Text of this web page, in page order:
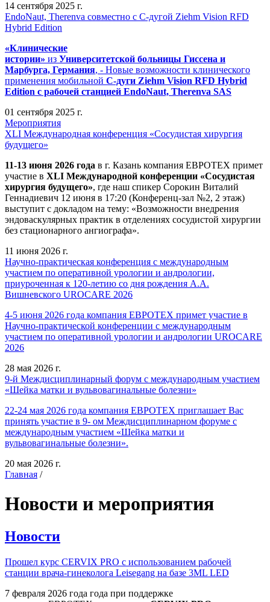
14 сентября 2025 г.
EndoNaut, Therenva совместно с С-дугой Ziehm Vision RFD
Hybrid Edition
«Клинические
истории» из Университетской больницы Гиссена и
Марбурга, Германия, - Новые возможности клинического
применения мобильной С-дуги Ziehm Vision RFD Hybrid
Edition с рабочей станцией EndoNaut, Therenva SAS
01 сентября 2025 г.
Мероприятия
XLI Международная конференция «Сосудистая хирургия
будущего»
11-13 июня 2026 года в г. Казань компания ЕВРОТЕХ примет
участие в XLI Международной конференции «Сосудистая
хирургия будущего», где наш спикер Сорокин Виталий
Геннадиевич 12 июня в 17:20 (Конференц-зал №2, 2 этаж)
выступит с докладом на тему: «Возможности внедрения
эндоваскулярных практик в отделениях сосудистой хирургии
без стационарного ангиографа».
11 июня 2026 г.
Научно-практическая конференция с международным
участием по оперативной урологии и андрологии,
приуроченная к 120-летию со дня рождения А.А.
Вишневского UROCARE 2026
4-5 июня 2026 года компания ЕВРОТЕХ примет участие в
Научно-практической конференции с международным
участием по оперативной урологии и андрологии UROCARE
2026
28 мая 2026 г.
9-й Междисциплинарный форум с международным участием
«Шейка матки и вульвовагинальные болезни»
22-24 мая 2026 года компания ЕВРОТЕХ приглашает Вас
принять участие в 9- ом Междисциплинарном форуме с
международным участием «Шейка матки и
вульвовагинальные болезни».
20 мая 2026 г.
Главная /
Новости и мероприятия
Новости
Прошел курс CERVIX PRO с использованием рабочей
станции врача-гинеколога Leisegang на базе 3ML LED
7 февраля 2026 года года при поддержке